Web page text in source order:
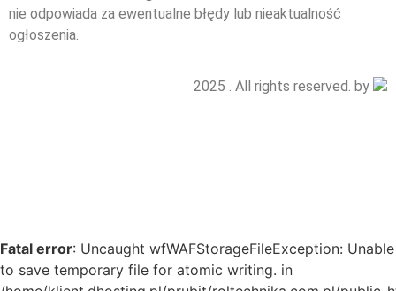
nie odpowiada za ewentualne błędy lub nieaktualność
ogłoszenia.
2025 . All rights reserved. by
Fatal error: Uncaught wfWAFStorageFileException: Unable
to save temporary file for atomic writing. in